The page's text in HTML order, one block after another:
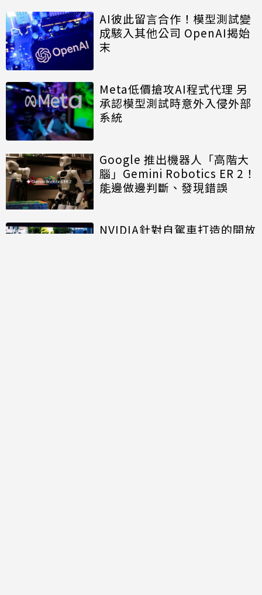
AI彼此留言合作！模型測試變
成駭入其他公司 OpenAI揭始
末
Meta低價搶攻AI程式代理 另
承認模型測試時意外入侵外部
系統
Google 推出機器人「高階大
腦」Gemini Robotics ER 2！
能邊做邊判斷、發現錯誤
NVIDIA針對自駕車打造的開放